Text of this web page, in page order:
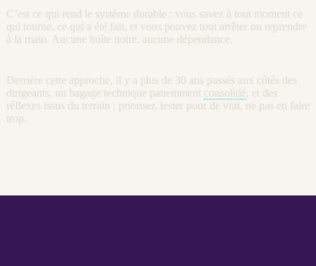
C’est ce qui rend le système durable : vous savez à tout moment ce
qui tourne, ce qui a été fait, et vous pouvez tout arrêter ou reprendre
à la main. Aucune boîte noire, aucune dépendance.
Derrière cette approche, il y a plus de 30 ans passés aux côtés des
dirigeants, un bagage technique patiemment consolidé, et des
réflexes issus du terrain : prioriser, tester pour de vrai, ne pas en faire
trop.